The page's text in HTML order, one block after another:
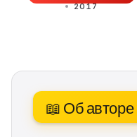
2017
📖 Об